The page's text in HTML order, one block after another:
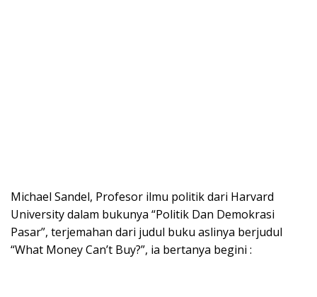
Michael Sandel, Profesor ilmu politik dari Harvard
University dalam bukunya “Politik Dan Demokrasi
Pasar”, terjemahan dari judul buku aslinya berjudul
“What Money Can’t Buy?”, ia bertanya begini :